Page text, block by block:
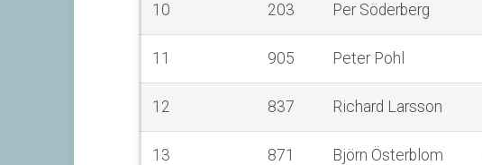
10 203 Per Söderberg
11 905 Peter Pohl
12 837 Richard Larsson
13 871 Björn Österblom